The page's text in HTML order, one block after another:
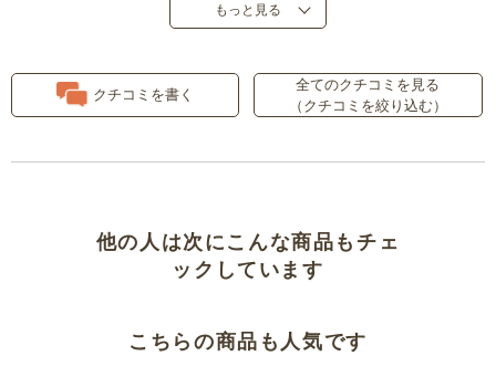
思ったより中が広いです。
以前と色が違います
もっと見る
クチコミを書く
全てのクチコミを見る
（クチコミを絞り込む）
他の人は次にこんな商品もチェ
ックしています
こちらの商品も人気です